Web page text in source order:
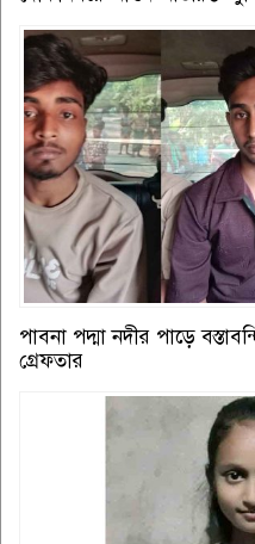
পাবনা পদ্মা নদীর পাড়ে
গ্রেফতার